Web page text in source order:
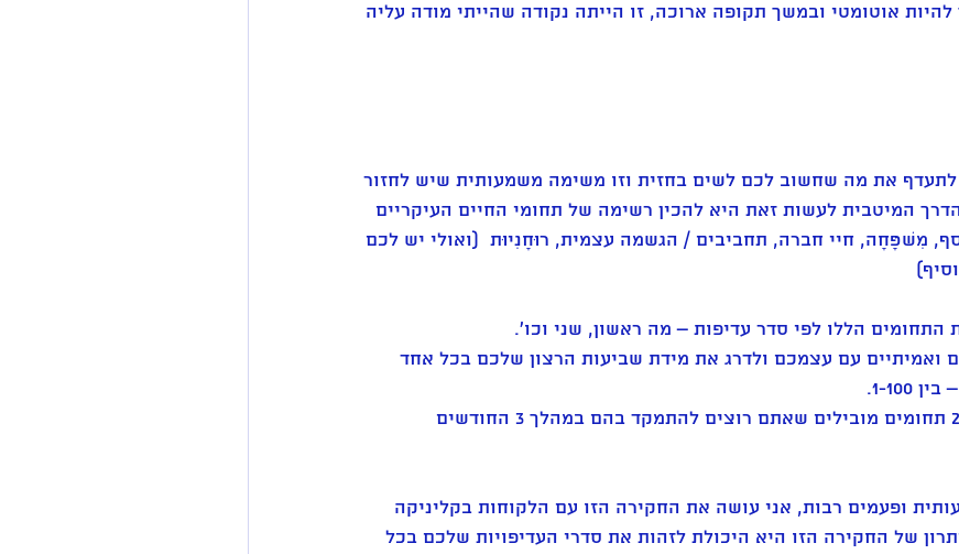
אוטומטי ובמשך תקופה ארוכה, זו הייתה נקודה שהייתי מודה עליה
לתעדף את מה שחשוב לכם לשים בחזית וזו משימה משמעותית שיש לחזור
המיטבית לעשות זאת היא להכין רשימה של תחומי החיים העיקריים
מִשׁפָּחָה, חיי חברה, תחביבים / הגשמה עצמית, רוּחָנִיוּת  (ואולי יש לכם
התחומים הללו לפי סדר עדיפות – מה ראשון, שני וכו'.
ואמיתיים עם עצמכם ולדרג את מידת שביעות הרצון שלכם בכל אחד
100.
הוא לזהות 2 תחומים מובילים שאתם רוצים להתמקד בהם במהלך 3 החודשים
ופעמים רבות, אני עושה את החקירה הזו עם הלקוחות בקליניקה
של החקירה הזו היא היכולת לזהות את סדרי העדיפויות שלכם בכל